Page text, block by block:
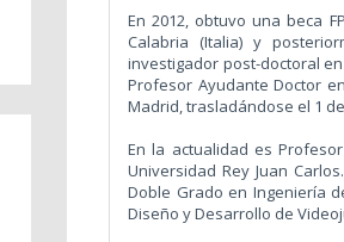
En 2012, obtuvo una beca
Calabria (Italia) y
investigador post-doctoral
Profesor Ayudante Doctor
Madrid, trasladándose el 1
En la actualidad es
Universidad Rey Juan
Doble Grado en Ingeniería
Diseño y Desarrollo de